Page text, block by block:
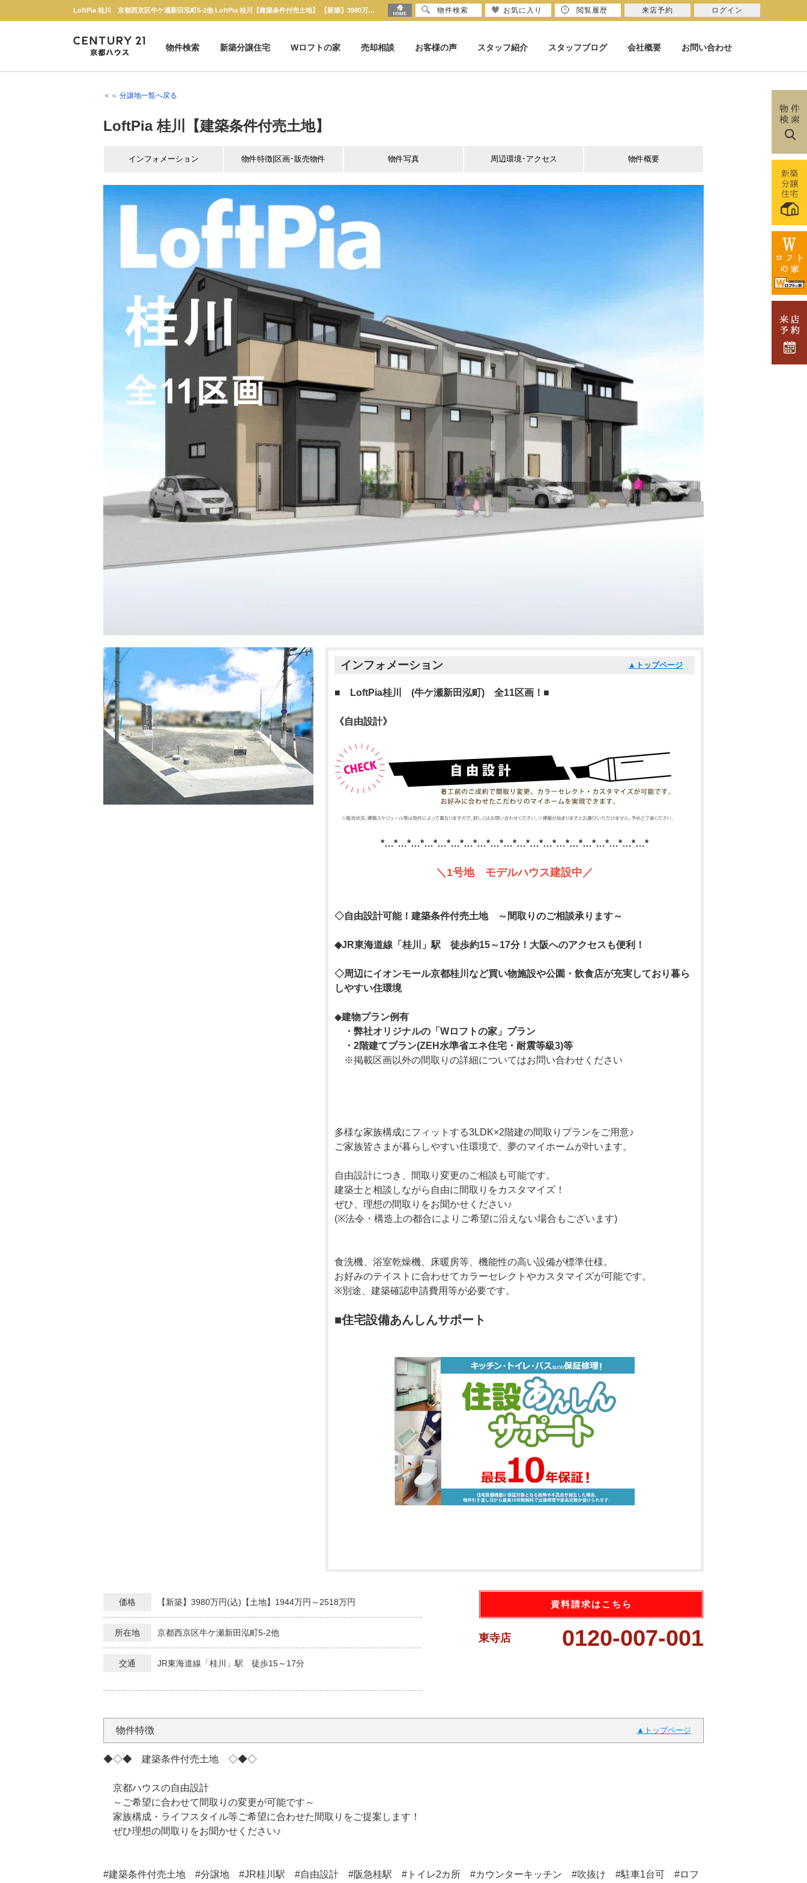
LoftPia 桂川 京都西京区牛ケ瀬新田泓町5-2他 LoftPia 桂川【建築条件付売土地】 【新築】3980万円(込)【土地】1944万円～2518万円 | 京都市の不動産のことならセンチュリー21京都ハウス
物件検索
新築分譲住宅 Wロフトの家 売却相談 お客様の声 スタッフ紹介 スタッフブログ 会社概要 お問い合わせ
＜＜ 分譲地一覧へ戻る
LoftPia 桂川【建築条件付売土地】
インフォメーション 物件特徴|区画･販売物件 物件写真 周辺環境･アクセス 物件概要
インフォメーション トップページ
■ LoftPia桂川 (牛ケ瀬新田泓町) 全11区画！ ■
《自由設計》
*…*…*…*…*…*…*…*…*…*…*…*…*…*…*…*…*…*…*…*…*
＼1号地 モデルハウス建設中／
◇自由設計可能！建築条件付売土地 ～間取りのご相談承ります～
◆JR東海道線「桂川」駅 徒歩約15～17分！大阪へのアクセスも便利！
◇周辺にイオンモール京都桂川など買い物施設や公園・飲食店が充実しており暮ら
しやすい住環境
◆建物プラン例有
・弊社オリジナルの「Wロフトの家」プラン
・2階建てプラン(ZEH水準省エネ住宅・耐震等級3)等
※掲載区画以外の間取りの詳細についてはお問い合わせください
多様な家族構成にフィットする3LDK×2階建の間取りプランをご用意♪
ご家族皆さまが暮らしやすい住環境で、夢のマイホームが叶います。
自由設計につき、間取り変更のご相談も可能です。
建築士と相談しながら自由に間取りをカスタマイズ！
ぜひ、理想の間取りをお聞かせください♪
(※法令・構造上の都合によりご希望に沿えない場合もございます)
食洗機、浴室乾燥機、床暖房等、機能性の高い設備が標準仕様。
お好みのテイストに合わせてカラーセレクトやカスタマイズが可能です。
※別途、建築確認申請費用等が必要です。
■住宅設備あんしんサポート
価格 【新築】3980万円(込)【土地】1944万円～2518万円
所在地 京都西京区牛ケ瀬新田泓町5-2他
交通 JR東海道線「桂川」駅 徒歩15～17分
資料請求はこちら
東寺店 0120-007-001
物件特徴 トップページ
◆◇◆ 建築条件付売土地 ◇◆◇
京都ハウスの自由設計
～ご希望に合わせて間取りの変更が可能です～
家族構成・ライフスタイル等ご希望に合わせた間取りをご提案します！
ぜひ理想の間取りをお聞かせください♪
#建築条件付売土地 #分譲地 #JR桂川駅 #自由設計 #阪急桂駅 #トイレ2カ所 #カウンターキッチン #吹抜け #駐車1台可 #ロフ
物件検索 お気に入り 閲覧履歴 来店予約 ログイン